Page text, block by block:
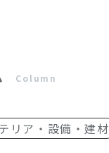
Column
リア・設備・建材